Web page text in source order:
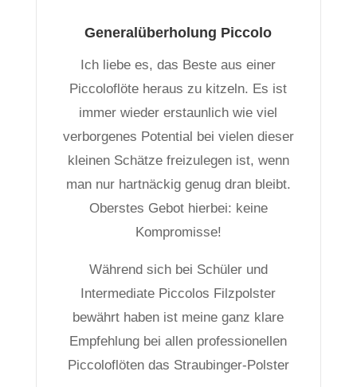
Generalüberholung Piccolo
Ich liebe es, das Beste aus einer
Piccoloflöte heraus zu kitzeln. Es ist
immer wieder erstaunlich wie viel
verborgenes Potential bei vielen dieser
kleinen Schätze freizulegen ist, wenn
man nur hartnäckig genug dran bleibt.
Oberstes Gebot hierbei: keine
Kompromisse!
Während sich bei Schüler und
Intermediate Piccolos Filzpolster
bewährt haben ist meine ganz klare
Empfehlung bei allen professionellen
Piccoloflöten das Straubinger-Polster